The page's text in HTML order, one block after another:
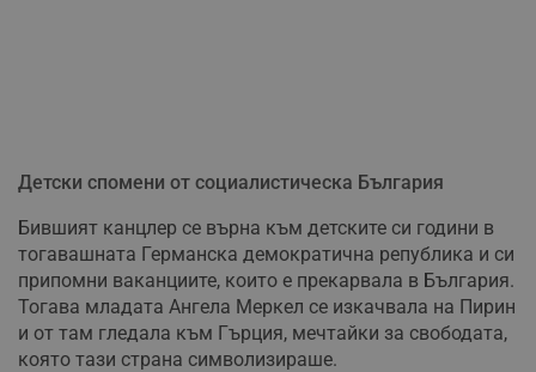
Детски спомени от социалистическа България
Бившият канцлер се върна към детските си години в
тогавашната Германска демократична република и си
припомни ваканциите, които е прекарвала в България.
Тогава младата Ангела Меркел се изкачвала на Пирин
и от там гледала към Гърция, мечтайки за свободата,
която тази страна символизираше.